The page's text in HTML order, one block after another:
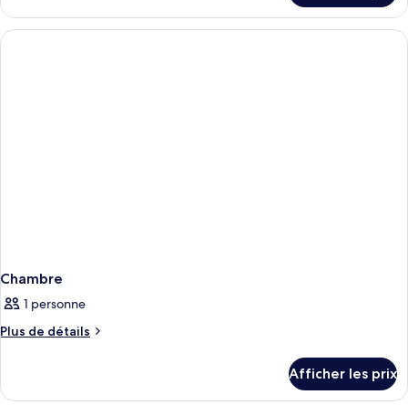
Chambre
Chambre
1 personne
Plus de détails
Plus
Chambre
Afficher les prix